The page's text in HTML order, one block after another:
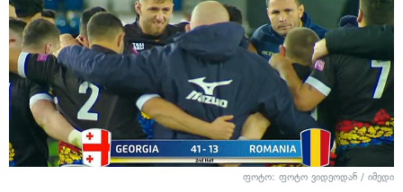
ფოტო: ფოტო ვიდეოდან / იმედი